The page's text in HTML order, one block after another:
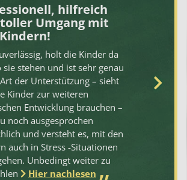
hilfreich
Umgang mit
holt die Kinder da
sie stehen und ist sehr genau
der Unterstützung – sieht
Kinder zur weiteren
Entwicklung brauchen –
noch ausgesprochen
und versteht es, mit den
auch in Stress -Situationen
Unbedingt weiter zu
Hier nachlesen